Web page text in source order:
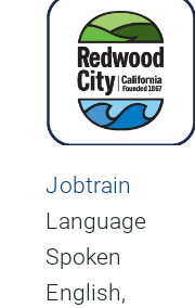
Jobtrain
Language
Spoken
English,